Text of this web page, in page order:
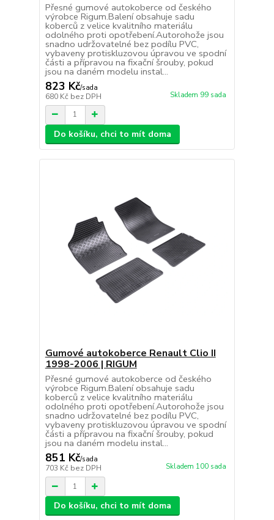
Přesné gumové autokoberce od českého
výrobce Rigum.Balení obsahuje sadu
koberců z velice kvalitního materiálu
odolného proti opotřebení.Autorohože jsou
snadno udržovatelné bez podílu PVC,
vybaveny protiskluzovou úpravou ve spodní
části a přípravou na fixační šrouby, pokud
jsou na daném modelu instal...
823 Kč/sada
680 Kč bez DPH Skladem 99 sada
Do košíku, chci to mít doma
Gumové autokoberce Renault Clio II
1998-2006 | RIGUM
Přesné gumové autokoberce od českého
výrobce Rigum.Balení obsahuje sadu
koberců z velice kvalitního materiálu
odolného proti opotřebení.Autorohože jsou
snadno udržovatelné bez podílu PVC,
vybaveny protiskluzovou úpravou ve spodní
části a přípravou na fixační šrouby, pokud
jsou na daném modelu instal...
851 Kč/sada
703 Kč bez DPH Skladem 100 sada
Do košíku, chci to mít doma